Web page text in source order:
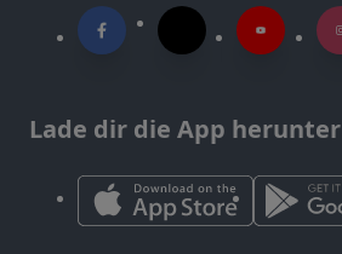
Lade dir die App herunter